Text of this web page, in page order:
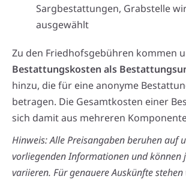
Sargbestattungen, Grabstelle
ausgewählt
Zu den Friedhofsgebühren kommen
Bestattungskosten als
hinzu, die für eine anonyme
betragen. Die Gesamtkosten einer
sich damit aus mehreren
Hinweis: Alle Preisangaben beruhen auf
vorliegenden Informationen und können
variieren. Für genauere Auskünfte